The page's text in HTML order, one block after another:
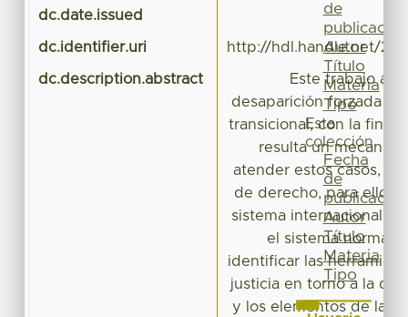
dc.date.issued
dc.identifier.uri http://hdl.handle.net/
dc.description.abstract
Este trabajo
desaparición forzada a
transicional, con la
resulta un
atender estos casos, y
de derecho, para ello,
sistema internacional,
el sistema
identificar las
justicia en torno a la
y los elementos de la
de
publicación
Autor
Título
Materia
Tipo
Esta
colección
Fecha
de
publicación
Autor
Título
Materia
Tipo